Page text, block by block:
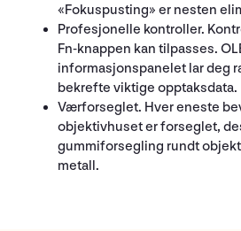
«Fokuspusting» er nesten
Profesjonelle kontroller.
Fn-knappen kan tilpasses.
informasjonspanelet lar deg
bekrefte viktige opptaksdata.
Værforseglet. Hver eneste
objektivhuset er forseglet,
gummiforsegling rundt
metall.